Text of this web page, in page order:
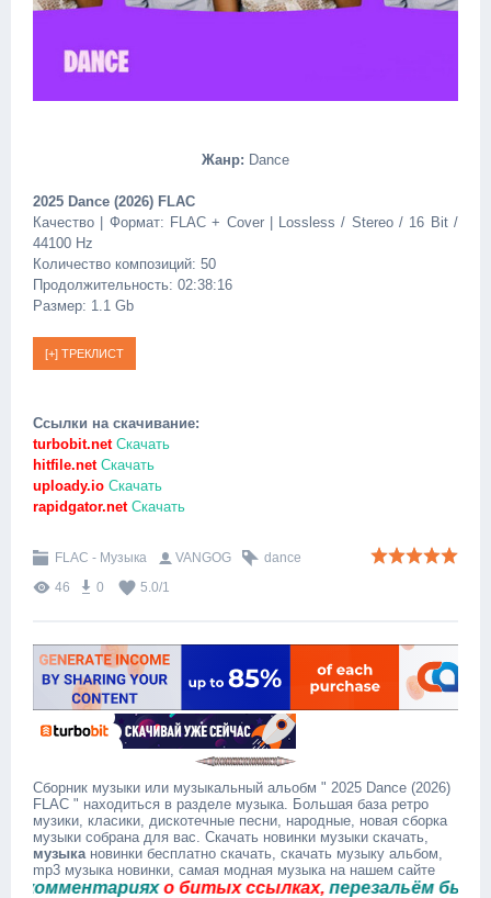
Жанр: Dance
2025 Dance (2026) FLAC
Качество | Формат: FLAC + Cover | Lossless / Stereo / 16 Bit /
44100 Hz
Количество композиций: 50
Продолжительность: 02:38:16
Размер: 1.1 Gb
Ссылки на скачивание:
turbobit.netСкачать
hitfile.netСкачать
uploady.io Скачать
rapidgator.netСкачать
FLAC - Музыка VANGOG
dance
46
0 5.0/1
Сборник музыки или музыкальный альобм " 2025 Dance (2026)
FLAC " находиться в разделе музыка. Большая база ретро
музики, класики, дискотечные песни, народные, новая сборка
музыки собрана для вас. Скачать новинки музыки скачать,
музыкановинки бесплатно скачать, скачать музыку альбом,
mp3 музыка новинки, самая модная музыка на нашем сайте
о битых ссылках,перезальём быстро.